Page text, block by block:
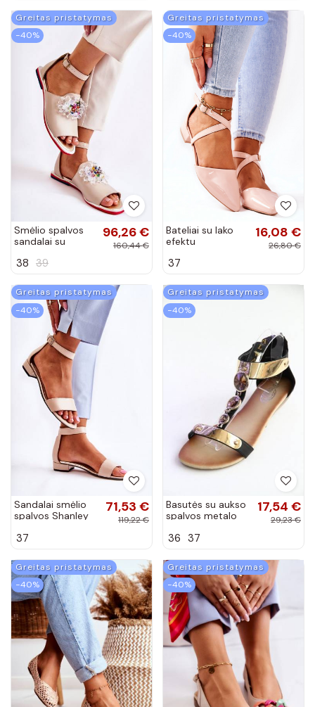
Greitas pristatymas
−40%
Smėlio spalvos
sandalai su
Nevassa
96,26 €
160,44 €
38 39
Greitas pristatymas
−40%
Bateliai su lako
efektu
16,08 €
26,80 €
37
Greitas pristatymas
−40%
Sandalai smėlio
spalvos Shanley
71,53 €
119,22 €
37
Greitas pristatymas
−40%
Basutės su aukso
spalvos metalo
AH85849-1
17,54 €
29,23 €
36 37
Greitas pristatymas
−40%
Greitas pristatymas
−40%